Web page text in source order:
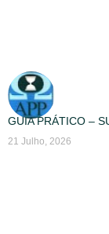
GUIA PRÁTICO –
21 Julho, 2026